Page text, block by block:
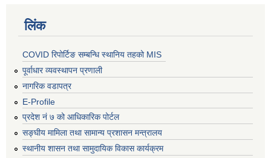
लिंक
COVID रिपोर्टिङ सम्बन्धि स्थानिय तहको MIS
पूर्वाधार व्यवस्थापन प्रणाली
नागरिक वडापत्र
E-Profile
प्रदेश नं ७ को आधिकारिक पोर्टल
सङ्घीय मामिला तथा सामान्य प्रशासन मन्त्रालय
स्थानीय शासन तथा सामुदायिक विकास कार्यक्रम